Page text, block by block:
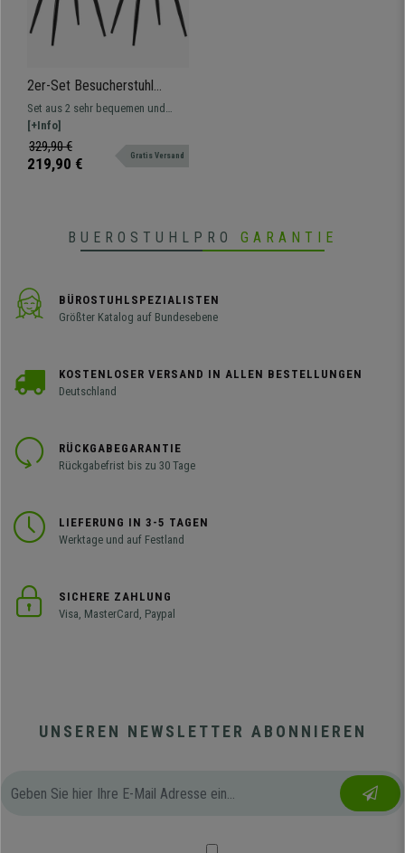
2er-Set Besucherstuhl
LENNY, gepolstert,
Stahlgestell, aus Samt,
Farbe Hellbraun
Set aus 2 sehr bequemen und
eleganten Besucherstühlen. Mit
weichem Samt bezogen und in
verschiedenen Farben erhältlich.
[+Info]
329,90 €
219,90 € Gratis Versand
BUEROSTUHLPRO GARANTIE
BÜROSTUHLSPEZIALISTEN
Größter Katalog auf Bundesebene
KOSTENLOSER VERSAND IN ALLEN BESTELLUNGEN
Deutschland
RÜCKGABEGARANTIE
Rückgabefrist bis zu 30 Tage
LIEFERUNG IN 3-5 TAGEN
Werktage und auf Festland
SICHERE ZAHLUNG
Visa, MasterCard, Paypal
UNSEREN NEWSLETTER ABONNIEREN